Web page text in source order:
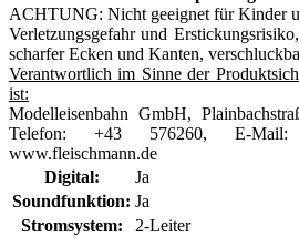
ACHTUNG: Nicht geeignet für Kinder
Verletzungsgefahr und
scharfer Ecken und Kanten,
Verantwortlich im Sinne der
ist:
Modelleisenbahn GmbH,
Telefon: +43 576260, E-Mail:
www.fleischmann.de
Digital:
Ja
Soundfunktion: Ja
Stromsystem:
2-Leiter